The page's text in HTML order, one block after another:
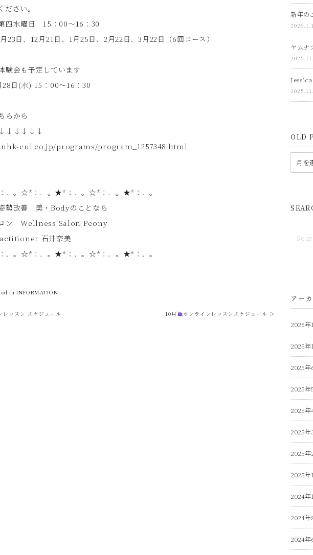
さい。
四水曜日 15：00〜16：30
23日、12月21日、1月25日、2月22日、3月22日（6回コース）
験会も予定しています
日(水) 15：00〜16：30
らから
cul.co.jp/programs/program_1257348.html
．。☆*：．。★*：．。☆*：．。★*：．。
勢改善 美・Bodyのことなら
ロン Wellness Salon Peony
石井奈美
．。☆*：．。★*：．。☆*：．。★*：．。
in INFORMATION
レッスン スケジュール 10月 オンラインレッスンスケジュール ＞
新年の
2026.1.1
ヤムナ
OLD
アー
2026年
2025年
2025年
2025年
2025年
2025年
2025年
2025年
2024年
2024年
2024年